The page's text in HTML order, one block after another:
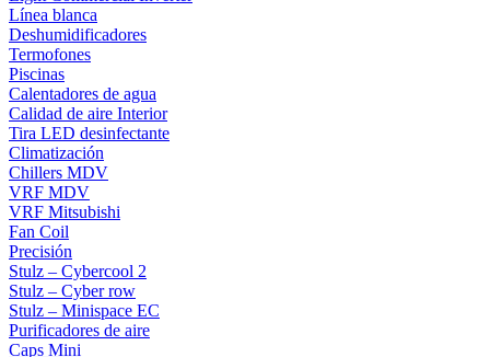
Línea blanca
Deshumidificadores
Termofones
Piscinas
Calentadores de agua
Calidad de aire Interior
Tira LED desinfectante
Climatización
Chillers MDV
VRF MDV
VRF Mitsubishi
Fan Coil
Precisión
Stulz – Cybercool 2
Stulz – Cyber row
Stulz – Minispace EC
Purificadores de aire
Caps Mini